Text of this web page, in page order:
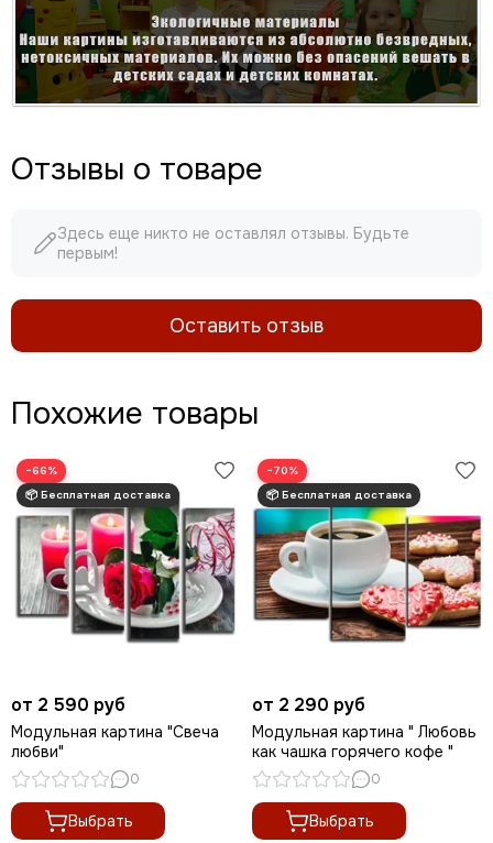
Отзывы о товаре
Здесь еще никто не оставлял отзывы. Будьте
первым!
Оставить отзыв
Похожие товары
−66%
от 2 590 руб
Модульная картина "Свеча
любви"
0
Выбрать
−70%
от 2 290 руб
Модульная картина " Любовь
как чашка горячего кофе "
0
Выбрать